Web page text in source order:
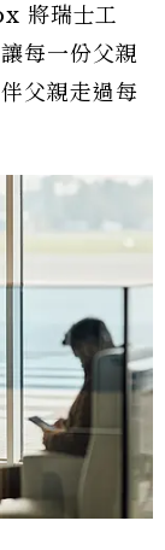
將瑞士工
每一份父親
父親走過每